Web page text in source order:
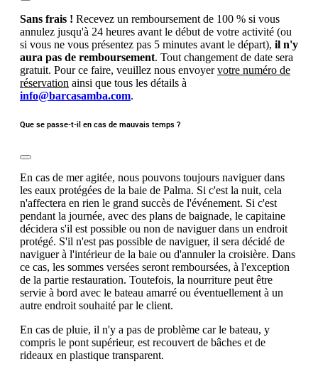
Sans frais ! Recevez un remboursement de 100 % si vous
annulez jusqu'à 24 heures avant le début de votre activité (ou
si vous ne vous présentez pas 5 minutes avant le départ), il n'y
aura pas de remboursement. Tout changement de date sera
gratuit. Pour ce faire, veuillez nous envoyervotre numéro de
réservation ainsi que tous les détails à
info@barcasamba.com.
Que se passe-t-il en cas de mauvais temps ?
En cas de mer agitée, nous pouvons toujours naviguer dans
les eaux protégées de la baie de Palma. Si c'est la nuit, cela
n'affectera en rien le grand succès de l'événement. Si c'est
pendant la journée, avec des plans de baignade, le capitaine
décidera s'il est possible ou non de naviguer dans un endroit
protégé. S'il n'est pas possible de naviguer, il sera décidé de
naviguer à l'intérieur de la baie ou d'annuler la croisière. Dans
ce cas, les sommes versées seront remboursées, à l'exception
de la partie restauration. Toutefois, la nourriture peut être
servie à bord avec le bateau amarré ou éventuellement à un
autre endroit souhaité par le client.
En cas de pluie, il n'y a pas de problème car le bateau, y
compris le pont supérieur, est recouvert de bâches et de
rideaux en plastique transparent.